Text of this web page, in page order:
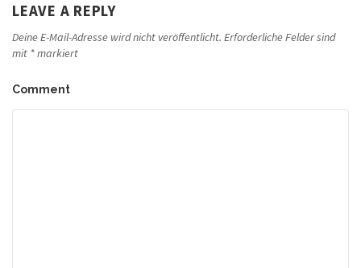
LEAVE A REPLY
Deine E-Mail-Adresse wird nicht veröffentlicht. Erforderliche Felder sind
mit *markiert
Comment